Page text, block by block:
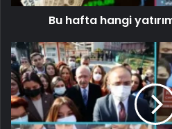
Bu hafta hangi